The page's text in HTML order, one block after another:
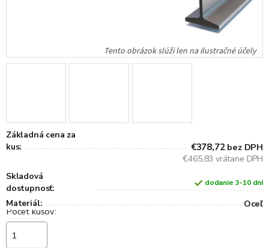
Základná cena za
kus:
€378,72 bez DPH
€465,83 vrátane DPH
Skladová
dostupnosť:
dodanie 3-10 dní
Materiál: Oceľ